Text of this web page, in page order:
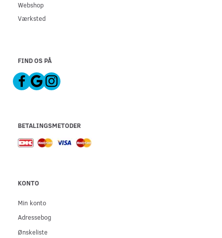
Webshop
Værksted
FIND OS PÅ
BETALINGSMETODER
KONTO
Min konto
Adressebog
Ønskeliste